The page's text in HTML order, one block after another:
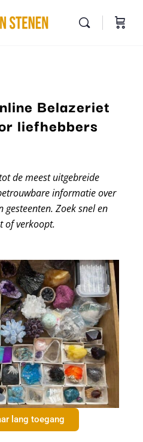
Belazeriet
liefhebbers
de meest uitgebreide
informatie over
Zoek snel en
of verkoopt.
lang toegang